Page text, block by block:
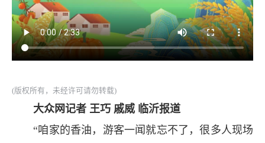
(版权所有，未经许可请勿转载)
大众网记者 王巧 戚威 临沂报道
“咱家的香油，游客一闻就忘不了，很多人现场